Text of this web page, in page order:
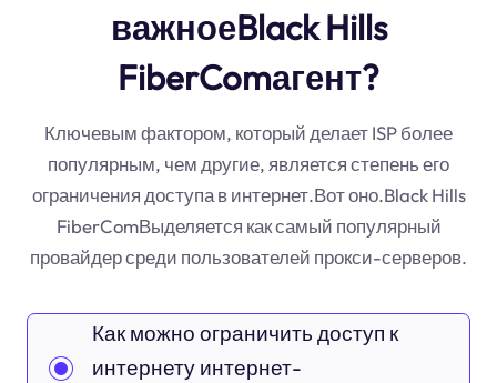
важноеBlack Hills
FiberComагент?
Ключевым фактором, который делает ISP более
популярным, чем другие, является степень его
ограничения доступа в интернет.Вот оно.Black Hills
FiberComВыделяется как самый популярный
провайдер среди пользователей прокси-серверов.
Как можно ограничить доступ к
интернету интернет-